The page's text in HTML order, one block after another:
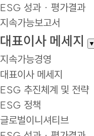
ESG 성과 · 평가결과
지속가능보고서
대표이사 메세지 ▼
지속가능경영
대표이사 메세지
ESG 추진체계 및 전략
ESG 정책
글로벌이니셔티브